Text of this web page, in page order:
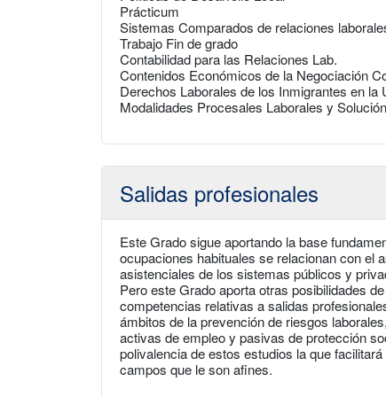
Prácticum
Sistemas Comparados de relaciones
Trabajo Fin de grado
Contabilidad para las Relaciones Lab.
Contenidos Económicos de la Negociación
Derechos Laborales de los Inmigrantes en la
Modalidades Procesales Laborales y
Salidas profesionales
Este Grado sigue aportando la base
ocupaciones habituales se relacionan con el
asistenciales de los sistemas públicos y
Pero este Grado aporta otras posibilidades
competencias relativas a salidas
ámbitos de la prevención de riesgos
activas de empleo y pasivas de protección
polivalencia de estos estudios la que
campos que le son afines.